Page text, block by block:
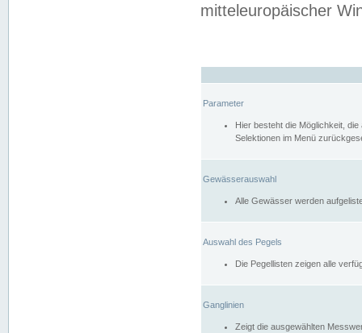
mitteleuropäischer
Parameter
Hier besteht die Möglichkeit,
Selektionen im Menü
Gewässerauswahl
Alle Gewässer werden
Auswahl des Pegels
Die Pegellisten zeigen alle
Ganglinien
Zeigt die ausgewählten